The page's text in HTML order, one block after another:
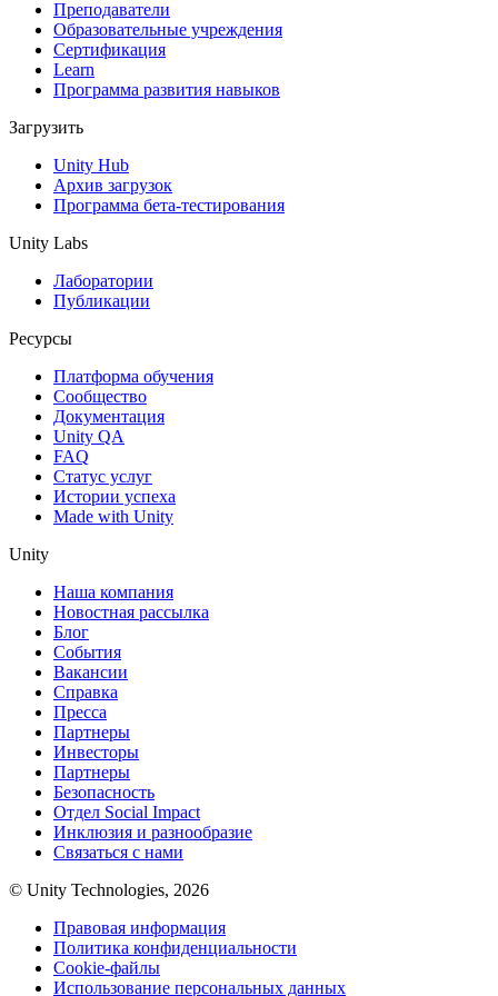
XR-игры
Запускайте XR-игры на разных платформах
Упрощенное создание многопользовательских игр
Преподаватели
Образовательные учреждения
Сертификация
Learn
Программа развития навыков
Загрузить
Unity Hub
Архив загрузок
Программа бета-тестирования
Unity Labs
Лаборатории
Публикации
Ресурсы
Платформа обучения
Сообщество
Документация
Unity QA
FAQ
Статус услуг
Истории успеха
Made with Unity
Unity
Наша компания
Новостная рассылка
Блог
События
Вакансии
Справка
Пресса
Партнеры
Инвесторы
Партнеры
Безопасность
Отдел Social Impact
Инклюзия и разнообразие
Связаться с нами
© Unity Technologies, 2026
Правовая информация
Политика конфиденциальности
Cookie-файлы
Использование персональных данных